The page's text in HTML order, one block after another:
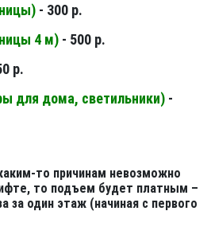
) - 300 р.
4 м) - 500 р.
р.
для дома, светильники) -
то причинам невозможно
то подъем будет платным –
за один этаж (начиная с первого